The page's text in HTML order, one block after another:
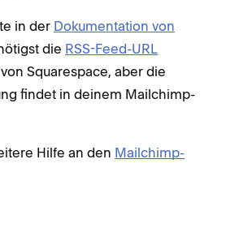
in der Dokumentation von
die RSS-Feed-URL
Squarespace, aber die
findet in deinem Mailchimp-
Hilfe an den Mailchimp-